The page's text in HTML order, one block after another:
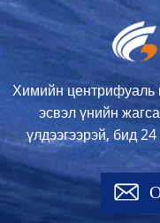
Химийн центрифуаль
эсвэл үнийн
үлдээгээрэй, бид